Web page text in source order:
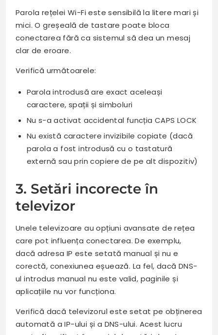
Parola rețelei Wi-Fi este sensibilă la litere mari și
mici. O greșeală de tastare poate bloca
conectarea fără ca sistemul să dea un mesaj
clar de eroare.
Verifică următoarele:
Parola introdusă are exact aceleași
caractere, spații și simboluri
Nu s-a activat accidental funcția CAPS LOCK
Nu există caractere invizibile copiate (dacă
parola a fost introdusă cu o tastatură
externă sau prin copiere de pe alt dispozitiv)
3. Setări incorecte în
televizor
Unele televizoare au opțiuni avansate de rețea
care pot influența conectarea. De exemplu,
dacă adresa IP este setată manual și nu e
corectă, conexiunea eșuează. La fel, dacă DNS-
ul introdus manual nu este valid, paginile și
aplicațiile nu vor funcționa.
Verifică dacă televizorul este setat pe obținerea
automată a IP-ului și a DNS-ului. Acest lucru